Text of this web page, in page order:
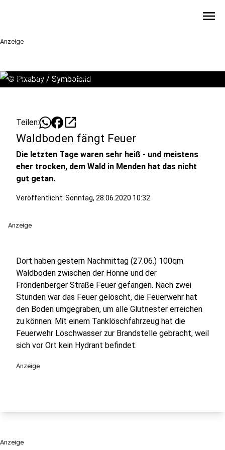
menu
Anzeige
© Pixabay / Symbolbild
Teilen: open_in_new
Waldboden fängt Feuer
Die letzten Tage waren sehr heiß - und meistens
eher trocken, dem Wald in Menden hat das nicht
gut getan.
Veröffentlicht: Sonntag, 28.06.2020 10:32
Anzeige
Dort haben gestern Nachmittag (27.06.) 100qm
Waldboden zwischen der Hönne und der
Fröndenberger Straße Feuer gefangen. Nach zwei
Stunden war das Feuer gelöscht, die Feuerwehr hat
den Boden umgegraben, um alle Glutnester erreichen
zu können. Mit einem Tanklöschfahrzeug hat die
Feuerwehr Löschwasser zur Brandstelle gebracht, weil
sich vor Ort kein Hydrant befindet.
Anzeige
Anzeige